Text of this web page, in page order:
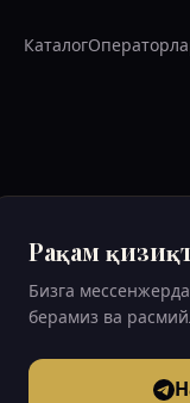
Каталог
Рақам
Бизга
берамиз ва